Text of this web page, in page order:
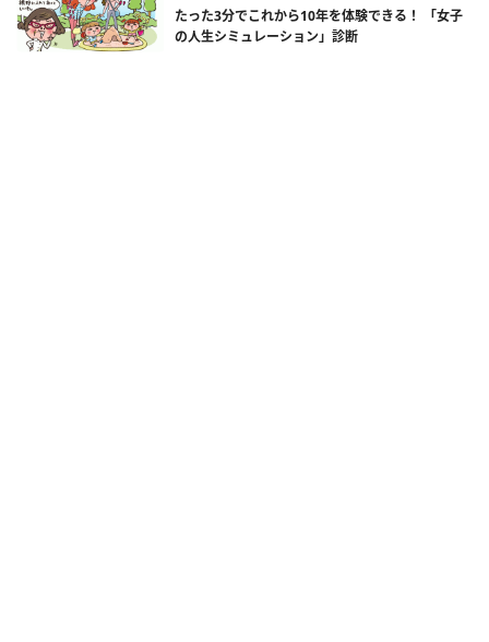
たった3分でこれから10年を体験できる！ 「女子
の人生シミュレーション」診断